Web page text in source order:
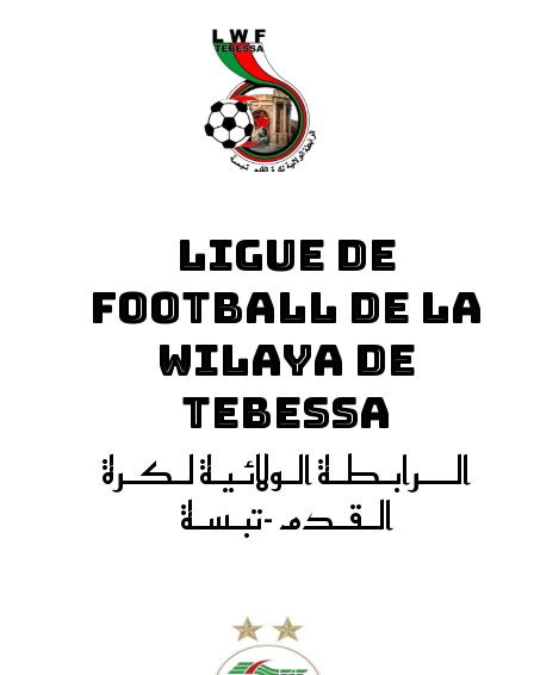
LIGUE DE
FOOTBALL DE LA
WILAYA DE
TEBESSA
الـــرابـطـة الـولائـيـة لـكـرة
الـقـدم -تبـسـة